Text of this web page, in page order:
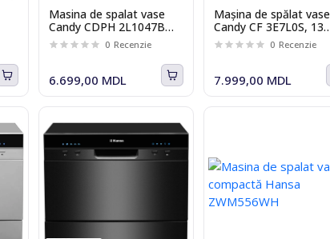
Masina de spalat vase
Candy CDPH 2L1047B
Brava, 10 seturi, 5
programe, 45 cm, Clasa
0 Recenzie
6.699,00 MDL
Mașina de spălat vase
Candy CF 3E7L0S, 13
seturi, 5 programe, 60
cm, Clasa E, argintiu
0 Recenzie
7.999,00 MDL